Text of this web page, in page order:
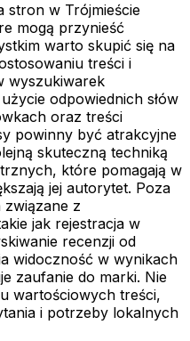
stron w Trójmieście
mogą przynieść
warto skupić się na
treści i
wyszukiwarek
odpowiednich słów
oraz treści
powinny być atrakcyjne
skuteczną techniką
które pomagają w
jej autorytet. Poza
związane z
jak rejestracja w
recenzji od
widoczność w wynikach
zaufanie do marki. Nie
wartościowych treści,
i potrzeby lokalnych